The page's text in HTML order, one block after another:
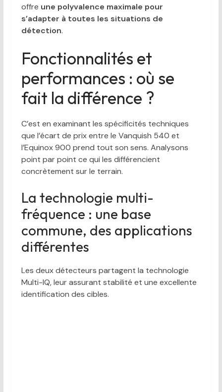
offre une polyvalence maximale pour
s’adapter à toutes les situations de
détection.
Fonctionnalités et
performances : où se
fait la différence ?
C’est en examinant les spécificités techniques
que l’écart de prix entre le Vanquish 540 et
l’Equinox 900 prend tout son sens. Analysons
point par point ce qui les différencient
concrètement sur le terrain.
La technologie multi-
fréquence : une base
commune, des applications
différentes
Les deux détecteurs partagent la technologie
Multi-IQ, leur assurant stabilité et une excellente
identification des cibles.